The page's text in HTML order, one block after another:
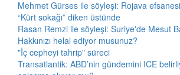
Mehmet Gürses ile söyleşi: Rojava
“Kürt sokağı” diken üstünde
Rasan Remzi ile söyleşi: Suriye'de Mesut
Hakkınızı helal ediyor musunuz?
"İç cepheyi tahrip" süreci
Transatlantik: ABD’nin gündemini ICE